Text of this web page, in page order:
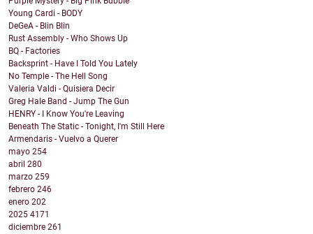
Young Cardi - BODY
DeGeA - Blin Blin
Rust Assembly - Who Shows Up
BQ - Factories
Backsprint - Have I Told You Lately
No Temple - The Hell Song
Valeria Valdi - Quisiera Decir
Greg Hale Band - Jump The Gun
HENRY - I Know You're Leaving
Beneath The Static - Tonight, I'm Still Here
Armendaris - Vuelvo a Querer
mayo 254
abril 280
marzo 259
febrero 246
enero 202
2025 4171
diciembre 261